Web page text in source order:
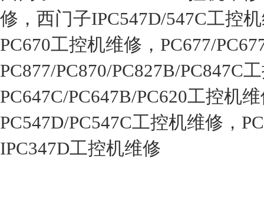
修，西门子IPC547D/547C工控
PC670工控机维修，PC677/
PC877/PC870/PC827B/PC847C
PC647C/PC647B/PC620工控机
PC547D/PC547C工控机维修，
IPC347D工控机维修